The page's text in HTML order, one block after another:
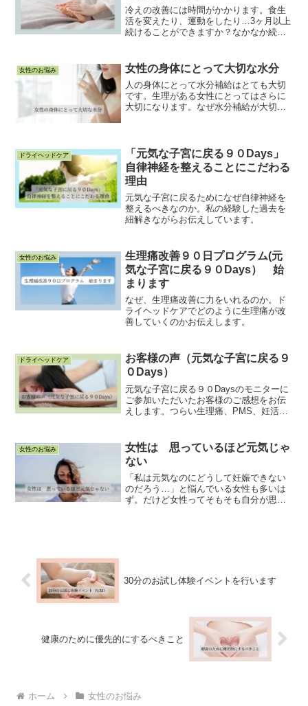
冷えの改善には時間がかかります。食生
活を変えたり、運動をしたり…3ヶ月以上
続けることができますか？なかなか続け
女性のお悩み 女性の身体にとって大切な水分
人の身体にとって水分補給はとても大切
です。生理がある女性にとってはさらに
大切になります。なぜ水分補給が大切な
ドライヘッドケア
「元気な子宮に戻る９０Days」
自律神経を整えることにこだわる
理由
元気な子宮に戻るためになぜ自律神経を
整えるべきなのか。私の経験した過去を
紐解きながらお伝えしています。
女性のお悩み
生理痛改善９０日プログラム(元
気な子宮に戻る９０Days） 始
まります
なぜ、生理痛改善に力をいれるのか。ド
ライヘッドケアでどのように生理痛が改
善していくのかお伝えします。
ドライヘッドケア
お客様の声（元気な子宮に戻る９
０Days）
元気な子宮に戻る９０Daysのモニターに
ご参加いただいたお客様のご感想をお伝
えします。つらい生理痛、PMS、妊活な
女性のお悩み
女性は 思っているほど元気じゃ
ない
「私は元気なのにどうして妊娠できない
のだろう…」と悩んでいる女性も多いは
ず。だけど女性ってそもそも自分が思っ
30分のお試し体験イベントを行います
健康のために優先的にするべきこと
ホーム 女性のお悩み